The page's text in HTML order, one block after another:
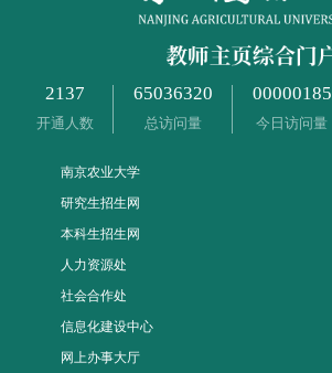
2137
开通人数
65036320
总访问量
00000185
今日访问量
南京农业大学
研究生招生网
本科生招生网
人力资源处
社会合作处
信息化建设中心
网上办事大厅